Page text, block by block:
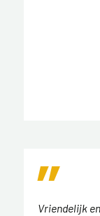
Vriendelijk